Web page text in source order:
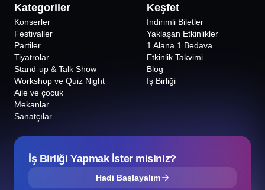
Kategoriler
Konserler
Festivaller
Partiler
Tiyatrolar
Stand-up & Talk Show
Workshop ve Quiz Night
Aile ve çocuk
Mekanlar
Sanatçılar
Keşfet
İndirimli Biletler
Yaklaşan Etkinlikler
1 Alana 1 Bedava
Etkinlik Takvimi
Blog
İş Birliği
İş Birliği Yapmak İster misiniz?
Hadi Başlayalım